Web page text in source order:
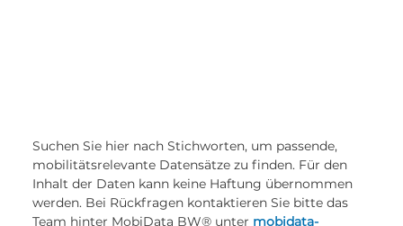
Suchen Sie hier nach Stichworten, um passende,
mobilitätsrelevante Datensätze zu finden. Für den
Inhalt der Daten kann keine Haftung übernommen
werden. Bei Rückfragen kontaktieren Sie bitte das
Team hinter MobiData BW® unter mobidata-